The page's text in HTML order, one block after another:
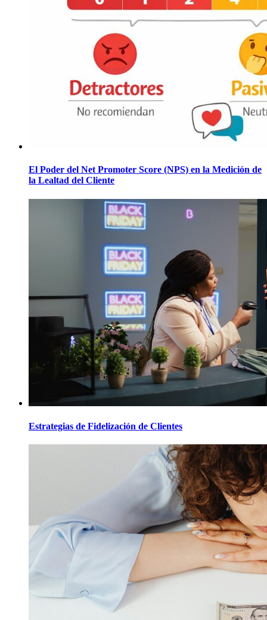
El Poder del Net Promoter Score (NPS) en la Medición de
la Lealtad del Cliente
Estrategias de Fidelización de Clientes